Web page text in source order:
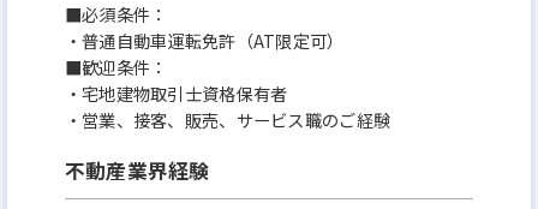
■必須条件：
・普通自動車運転免許（AT限定可）
■歓迎条件：
・宅地建物取引士資格保有者
・営業、接客、販売、サービス職のご経験
不動産業界経験